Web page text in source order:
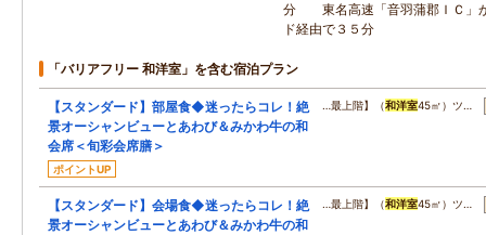
分 東名高速「音羽蒲郡ＩＣ」
ド経由で３５分
「バリアフリー 和洋室」を含む宿泊プラン
【スタンダード】部屋食◆迷ったらコレ！絶
景オーシャンビューとあわび＆みかわ牛の和
会席＜旬彩会席膳＞
ポイントUP
…最上階】（和洋室45㎡）ツ…
【スタンダード】会場食◆迷ったらコレ！絶
景オーシャンビューとあわび＆みかわ牛の和
…最上階】（和洋室45㎡）ツ…